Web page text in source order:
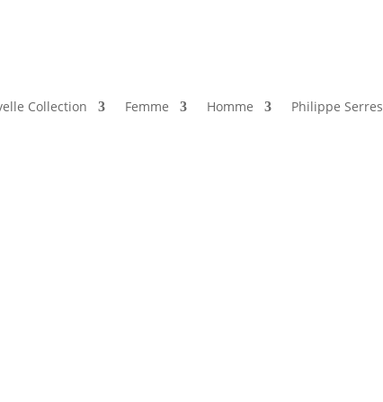
Collection Femme Homme Philippe Serres